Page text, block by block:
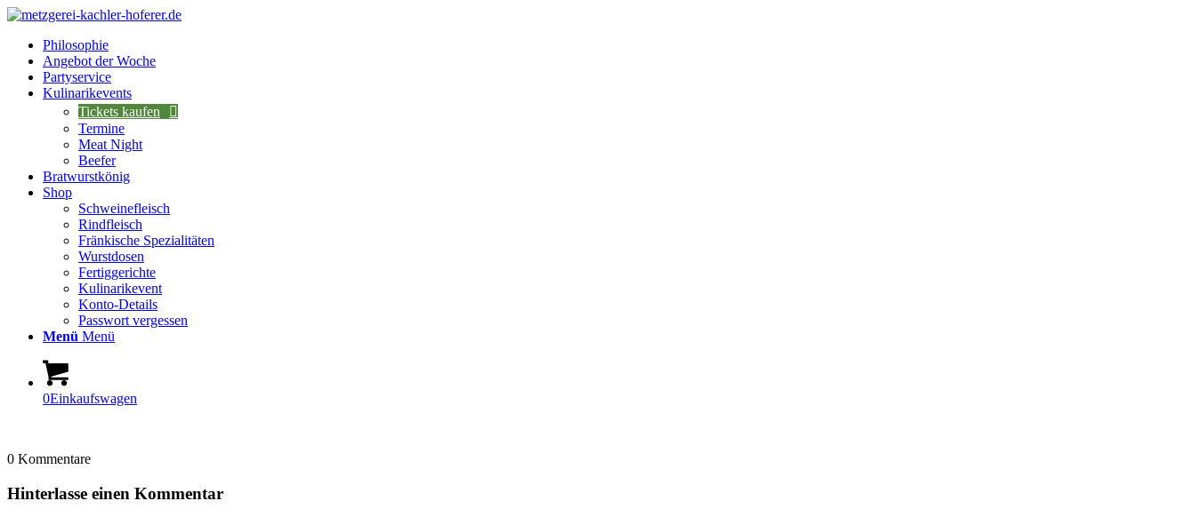
Philosophie
Angebot der Woche
Partyservice
Kulinarikevents
Tickets kaufen
Termine
Meat Night
Beefer
Bratwurstkönig
Shop
Schweinefleisch
Rindfleisch
Fränkische Spezialitäten
Wurstdosen
Fertiggerichte
Kulinarikevent
Konto-Details
Passwort vergessen
Menü Menü
0Einkaufswagen
0 Kommentare
Hinterlasse einen Kommentar